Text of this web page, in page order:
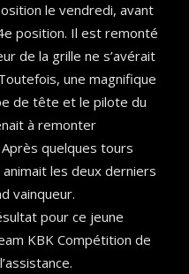
le vendredi, avant
position. Il est remonté
de la grille ne s’avérait
une magnifique
de tête et le pilote du
à remonter
quelques tours
les deux derniers
vainqueur.
pour ce jeune
KBK Compétition de